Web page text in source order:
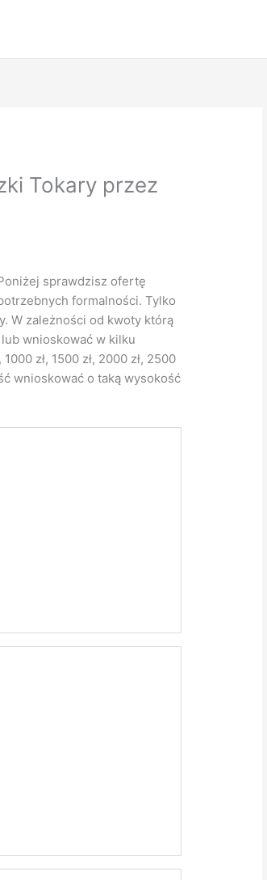
Tokary przez
sprawdzisz ofertę
formalności. Tylko
W zależności od kwoty którą
wnioskować w kilku
zł, 1500 zł, 2000 zł, 2500
wnioskować o taką wysokość